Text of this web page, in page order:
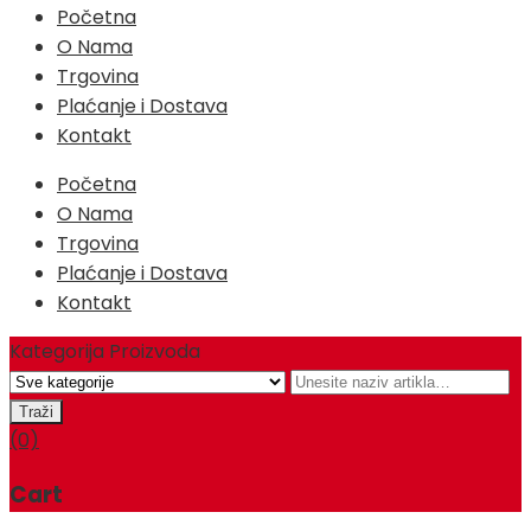
Skip
content
Početna
O Nama
Trgovina
Plaćanje i Dostava
Kontakt
Početna
O Nama
Trgovina
Plaćanje i Dostava
Kontakt
Kategorija Proizvoda
(0)
Cart